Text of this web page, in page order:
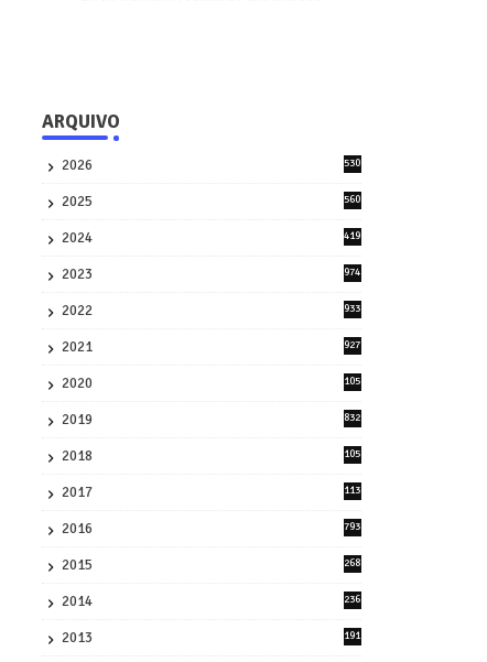
ARQUIVO
2026
530
2025
560
2024
419
2023
974
2022
933
2021
927
2020
105
2019
832
2018
105
2017
113
2016
793
2015
268
2014
236
2013
191